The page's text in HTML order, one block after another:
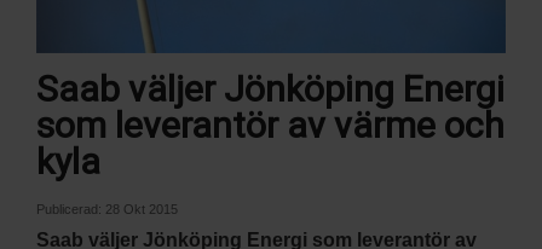
Saab väljer Jönköping Energi
som leverantör av värme och
kyla
Publicerad: 28 Okt 2015
Saab väljer Jönköping Energi som leverantör av